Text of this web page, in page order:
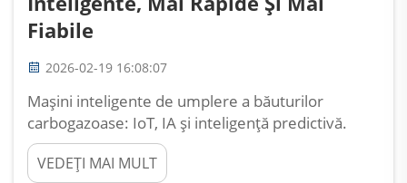
Fiabile
2026-02-19 16:08:07
Mașini inteligente de umplere a băuturilor
carbogazoase: IoT, IA și inteligență predictivă.
Monitorizare în timp real și întreținere predictivă
prin senzori IoT integrați în mașinile de umplere a
VEDEȚI MAI MULT